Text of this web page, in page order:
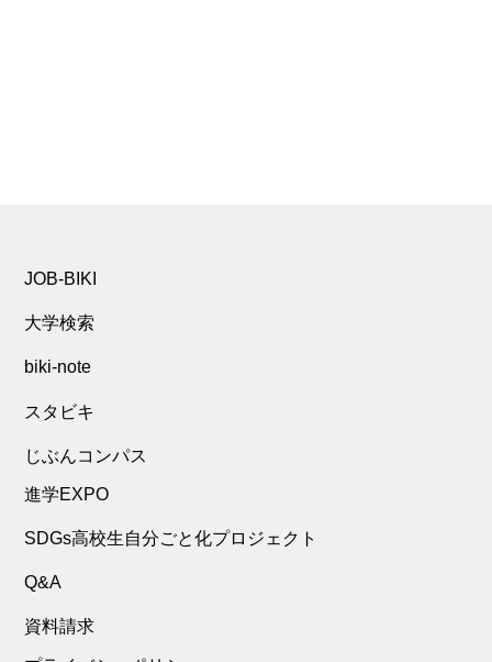
JOB-BIKI
大学検索
biki-note
スタビキ
じぶんコンパス
進学EXPO
SDGs高校生自分ごと化プロジェクト
Q&A
資料請求